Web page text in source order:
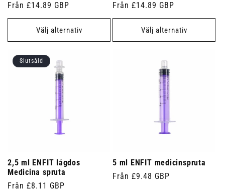
Ordinarie
pris
Från £14.89 GBP
Välj alternativ
Ordinarie
pris
Från £14.89 GBP
Välj alternativ
Slutsåld
2,5 ml ENFIT lågdos
Medicina spruta
Ordinarie
Från £8.11 GBP
5 ml ENFIT medicinspruta
Ordinarie
Från £9.48 GBP